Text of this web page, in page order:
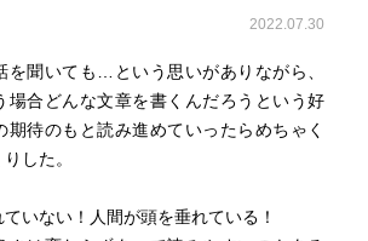
2022.07.30
を聞いても…という思いがありながら、
場合どんな文章を書くんだろうという好
期待のもと読み進めていったらめちゃく
した。
いない！人間が頭を垂れている！